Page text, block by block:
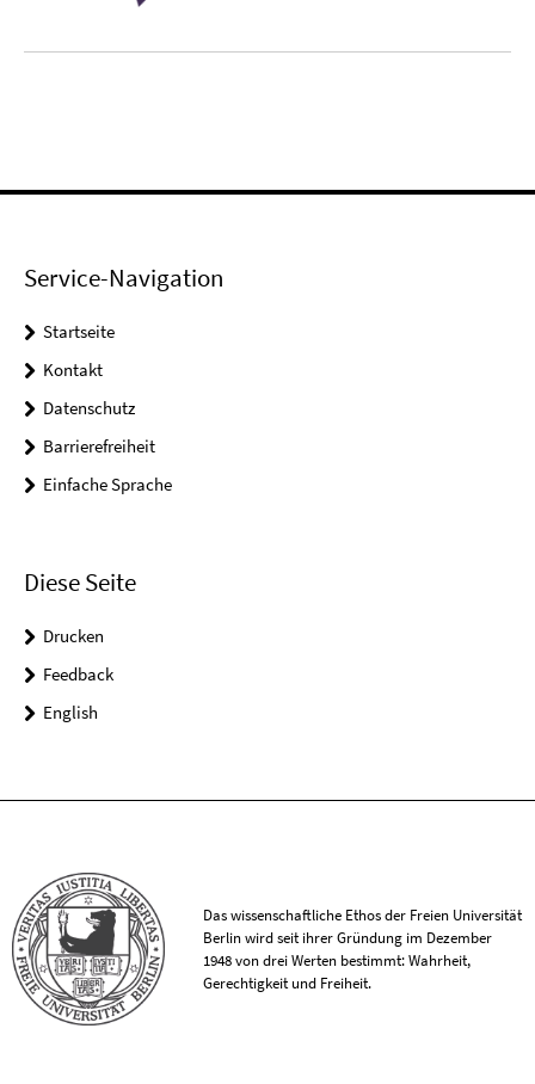
Service-Navigation
Startseite
Kontakt
Datenschutz
Barrierefreiheit
Einfache Sprache
Diese Seite
Drucken
Feedback
English
Das wissenschaftliche Ethos der Freien Universität
Berlin wird seit ihrer Gründung im Dezember
1948 von drei Werten bestimmt: Wahrheit,
Gerechtigkeit und Freiheit.